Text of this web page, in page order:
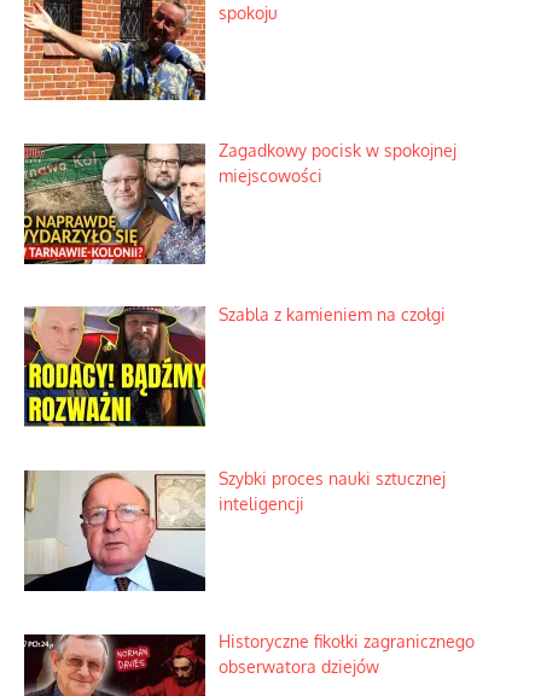
spokoju
Zagadkowy pocisk w spokojnej
miejscowości
Szabla z kamieniem na czołgi
Szybki proces nauki sztucznej
inteligencji
Historyczne fikołki zagranicznego
obserwatora dziejów